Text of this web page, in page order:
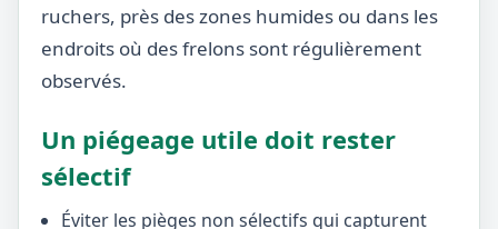
ruchers, près des zones humides ou dans les
endroits où des frelons sont régulièrement
observés.
Un piégeage utile doit rester
sélectif
Éviter les pièges non sélectifs qui capturent